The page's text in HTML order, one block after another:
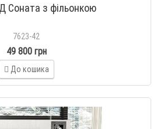
Соната з фільонкою
7623-42
49 800 грн
До кошика